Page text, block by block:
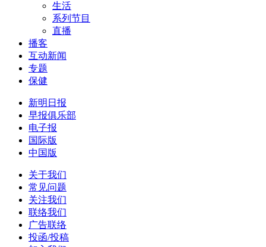
生活
系列节目
直播
播客
互动新闻
专题
保健
新明日报
早报俱乐部
电子报
国际版
中国版
关于我们
常见问题
关注我们
联络我们
广告联络
投函/投稿